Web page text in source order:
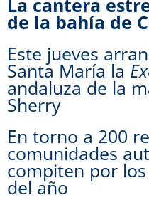
La cantera
de la bahía de
Este jueves
Santa María la
andaluza de la
Sherry
En torno a 200
comunidades
compiten por
del año